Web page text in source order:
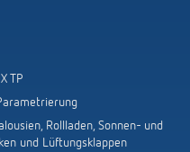
TP
Rollladen, Sonnen- und
und Lüftungsklappen